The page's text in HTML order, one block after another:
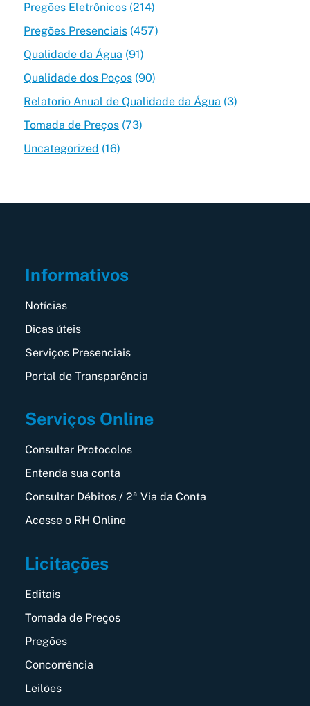
Pregões Eletrônicos(214)
Pregões Presenciais(457)
Qualidade da Água (91)
Qualidade dos Poços(90)
Relatorio Anual de Qualidade da Água (3)
Tomada de Preços(73)
Uncategorized (16)
Informativos
Notícias
Dicas úteis
Serviços Presenciais
Portal de Transparência
Serviços Online
Consultar Protocolos
Entenda sua conta
Consultar Débitos / 2ª Via da Conta
Acesse o RH Online
Licitações
Editais
Tomada de Preços
Pregões
Concorrência
Leilões